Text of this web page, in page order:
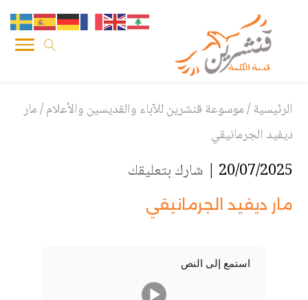
الرئيسية/موسوعة قنشرين للآباء والقديسين والأعلام/مار
ديفيد الجرمانيقي
20/07/2025 | شارك بتعليقك
مار ديفيد الجرمانيقي
استمع إلى النص